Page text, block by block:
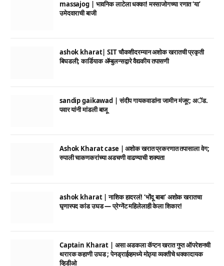
massajog | भावनिक लाटेला धक्का! मस्साजोगच्या रणात ‘या’
उमेदवाराची बाजी
ashok kharat| SIT चौकशीदरम्यान अशोक खरातची प्रकृती
बिघडली; कार्डियाक ॲम्बुलन्सद्वारे वैद्यकीय तपासणी
sandip gaikawad | संदीप गायकवाडांना जामीन मंजूर; अॅड.
पवार यांनी मांडली बाजू
Ashok Kharat case | अशोक खरात प्रकरणात तपासाला वेग;
रुपाली चाकणकरांच्या अडचणी वाढण्याची शक्यता
ashok kharat | नाशिक हादरलं! ‘भोंदू बाबा’ अशोक खरातचा
घृणास्पद कांड उघड — प्रेग्नेंट महिलेलाही केला शिकार!
Captain Kharat | असा अडकला कॅप्टन खरात गुप्त ऑपरेशनची
थरारक कहाणी उघड ; पेनड्राईव्हमध्ये मोठ्या व्यक्तीचे धक्कादायक
व्हिडीओ